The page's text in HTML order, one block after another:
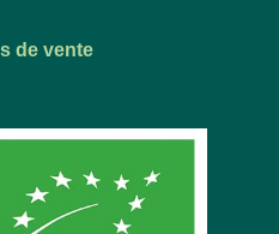
de vente